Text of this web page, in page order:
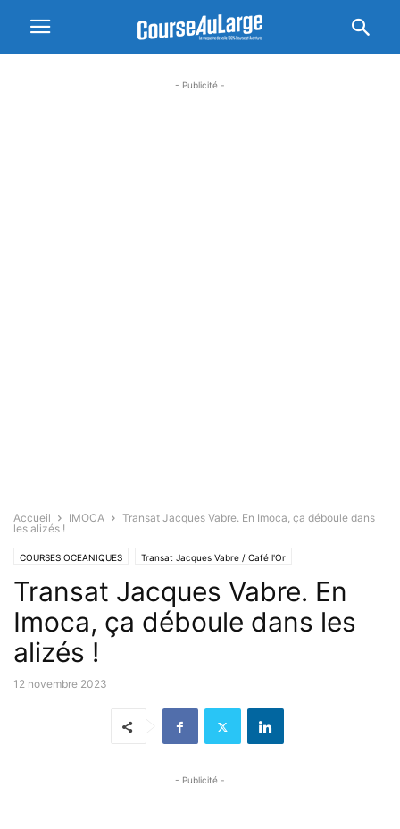
- Publicité -
Accueil IMOCA
Transat Jacques Vabre. En Imoca, ça déboule dans
les alizés !
COURSES OCEANIQUES Transat Jacques Vabre / Café l'Or
Transat Jacques Vabre. En
Imoca, ça déboule dans les
alizés !
12 novembre 2023
- Publicité -